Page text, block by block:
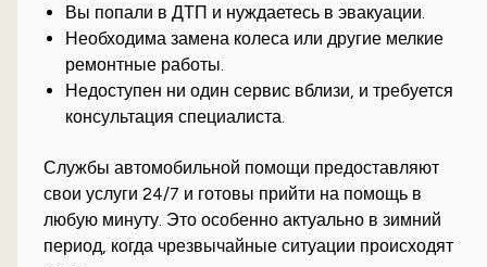
Вы попали в ДТП и нуждаетесь в эвакуации.
Необходима замена колеса или другие мелкие
ремонтные работы.
Недоступен ни один сервис вблизи, и требуется
консультация специалиста.
Службы автомобильной помощи предоставляют
свои услуги 24/7 и готовы прийти на помощь в
любую минуту. Это особенно актуально в зимний
период, когда чрезвычайные ситуации происходят